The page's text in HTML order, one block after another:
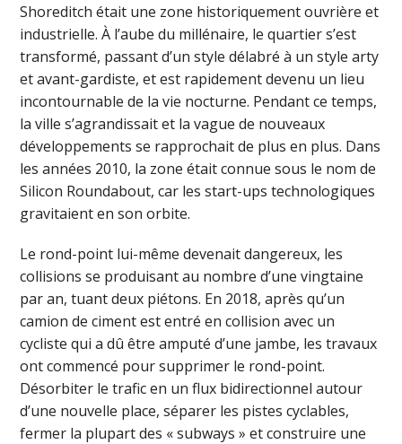
Shoreditch était une zone historiquement ouvrière et
industrielle. À l’aube du millénaire, le quartier s’est
transformé, passant d’un style délabré à un style arty
et avant-gardiste, et est rapidement devenu un lieu
incontournable de la vie nocturne. Pendant ce temps,
la ville s’agrandissait et la vague de nouveaux
développements se rapprochait de plus en plus. Dans
les années 2010, la zone était connue sous le nom de
Silicon Roundabout, car les start-ups technologiques
gravitaient en son orbite.
Le rond-point lui-même devenait dangereux, les
collisions se produisant au nombre d’une vingtaine
par an, tuant deux piétons. En 2018, après qu’un
camion de ciment est entré en collision avec un
cycliste qui a dû être amputé d’une jambe, les travaux
ont commencé pour supprimer le rond-point.
Désorbiter le trafic en un flux bidirectionnel autour
d’une nouvelle place, séparer les pistes cyclables,
fermer la plupart des « subways » et construire une